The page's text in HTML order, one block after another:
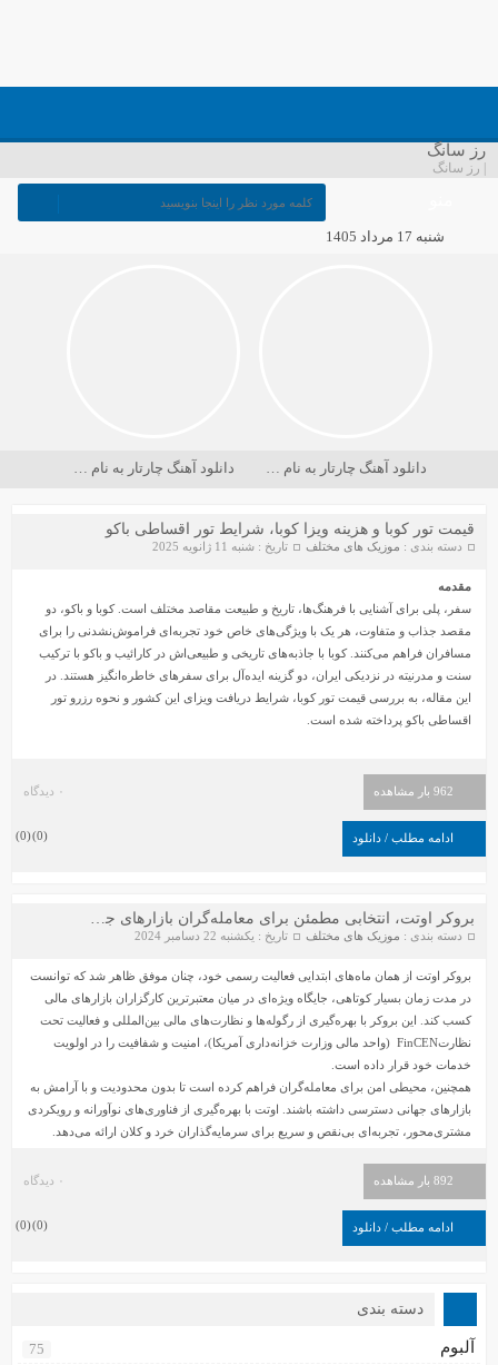
رز سانگ
| رز سانگ
شنبه 17 مرداد 1405
دانلود آهنگ چارتار به نام در حسرت ماه دانلود آهنگ چارتار به نام دریا کجاست
دانلود آهنگ جواد سنگونی به نام امام دانلود ورژن پیانو آهنگ یوسف زمانی به نام پریزاد
سیروان خسروی - مونولوگ
قیمت تور کوبا و هزینه ویزا کوبا، شرایط تور اقساطی باکو
دسته بندی : موزیک های مختلف تاریخ : شنبه 11 ژانویه 2025
مقدمه
سفر، پلی برای آشنایی با فرهنگ‌ها، تاریخ و طبیعت مقاصد مختلف است. کوبا و باکو، دو
مقصد جذاب و متفاوت، هر یک با ویژگی‌های خاص خود تجربه‌ای فراموش‌نشدنی را برای
مسافران فراهم می‌کنند. کوبا با جاذبه‌های تاریخی و طبیعی‌اش در کارائیب و باکو با ترکیب
سنت و مدرنیته در نزدیکی ایران، دو گزینه ایده‌آل برای سفرهای خاطره‌انگیز هستند. در
این مقاله، به بررسیقیمت تور کوبا، شرایط دریافت ویزای این کشور و نحوه رزرو تور
اقساطی باکو پرداخته شده است.
962 بار مشاهده ۰ دیدگاه
ادامه مطلب / دانلود (
0
)
(
0
)
بروکر اوتت، انتخابی مطمئن برای معامله‌گران بازارهای جهانی
دسته بندی : موزیک های مختلف تاریخ : یکشنبه 22 دسامبر 2024
بروکر اوتت از همان ماه‌های ابتدایی فعالیت‌ رسمی خود، چنان موفق ظاهر شد که توانست
در مدت زمان بسیار کوتاهی، جایگاه ویژه‌ای در میان معتبرترین کارگزاران بازارهای مالی
کسب کند. این بروکر با بهره‌گیری از رگوله‌ها و نظارت‌های مالی بین‌المللی و فعالیت تحت
نظارتFinCEN (واحد مالی وزارت خزانه‌داری آمریکا)، امنیت و شفافیت را در اولویت
خدمات خود قرار داده است.
همچنین، محیطی امن برای معامله‌گران فراهم کرده است تا بدون محدودیت و با آرامش به
بازارهای جهانی دسترسی داشته باشند. اوتت با بهره‌گیری از فناوری‌های نوآورانه و رویکردی
مشتری‌محور، تجربه‌ای بی‌نقص و سریع برای سرمایه‌گذاران خرد و کلان ارائه می‌دهد.
892 بار مشاهده ۰ دیدگاه
ادامه مطلب / دانلود (
0
)
(
0
)
دسته بندی
آلبوم 75